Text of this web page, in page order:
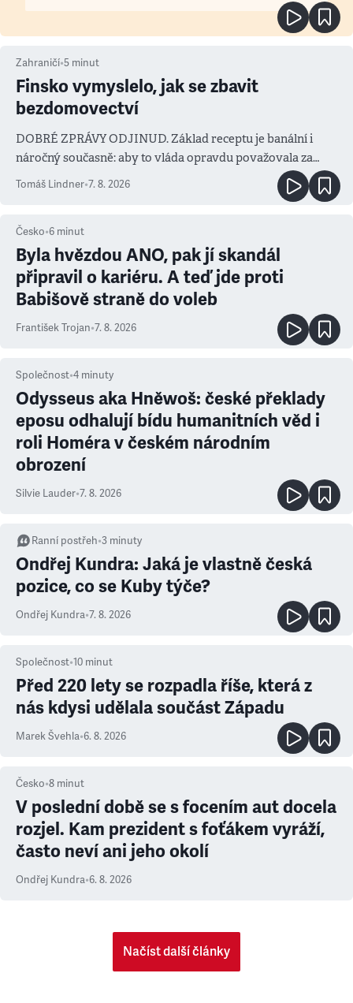
Zahraničí•5 minut
Finsko vymyslelo, jak se zbavit
bezdomovectví
DOBRÉ ZPRÁVY ODJINUD. Základ receptu je banální i
náročný současně: aby to vláda opravdu považovala za
prioritu
Tomáš Lindner•7. 8. 2026
Česko•6 minut
Byla hvězdou ANO, pak jí skandál
připravil o kariéru. A teď jde proti
Babišově straně do voleb
František Trojan•7. 8. 2026
Společnost•4 minuty
Odysseus aka Hněwoš: české překlady
eposu odhalují bídu humanitních věd i
roli Homéra v českém národním
obrození
Silvie Lauder•7. 8. 2026
Ranní postřeh•3 minuty
Ondřej Kundra: Jaká je vlastně česká
pozice, co se Kuby týče?
Ondřej Kundra•7. 8. 2026
Společnost•10 minut
Před 220 lety se rozpadla říše, která z
nás kdysi udělala součást Západu
Marek Švehla•6. 8. 2026
Česko•8 minut
V poslední době se s focením aut docela
rozjel. Kam prezident s foťákem vyráží,
často neví ani jeho okolí
Ondřej Kundra•6. 8. 2026
Načíst další články